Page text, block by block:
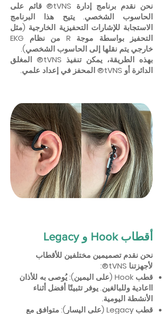
نحن نقدم برنامج إدارة tVNS® قائم على
الحاسوب الشخصي. يتيح هذا البرنامج
الاستجابة للإشارات التحفيزية الخارجية (مثل
التحفيز بواسطة موجة R من نظام EKG
خارجي يتم نقلها إلى الحاسوب الشخصي).
بهذه الطريقة، يمكن تنفيذ tVNS® المغلق
الدائرة أو tVNS® المحفز في إعداد علمي.
Legacy و Hook أقطاب
نحن نقدم تصميمين مختلفين للأقطاب
لأجهزتنا tVNS®:
قطب Hook (على اليمين): يُوصى به للأذان
ااعادية وللبالغين. يوفر تثبيتًا أفضل أثناء
الأنشطة اليومية.
قطب Legacy (على اليسار): متوافق مع